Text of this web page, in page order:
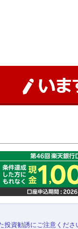
投資勧誘にご注意くださ